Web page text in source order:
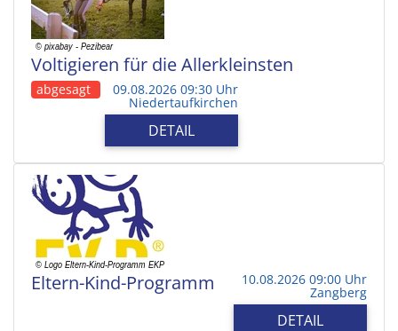
Voltigieren für die Allerkleinsten
abgesagt 09.08.2026 09:30 Uhr
Niedertaufkirchen
DETAIL
Eltern-Kind-Programm 10.08.2026 09:00 Uhr
Zangberg
DETAIL